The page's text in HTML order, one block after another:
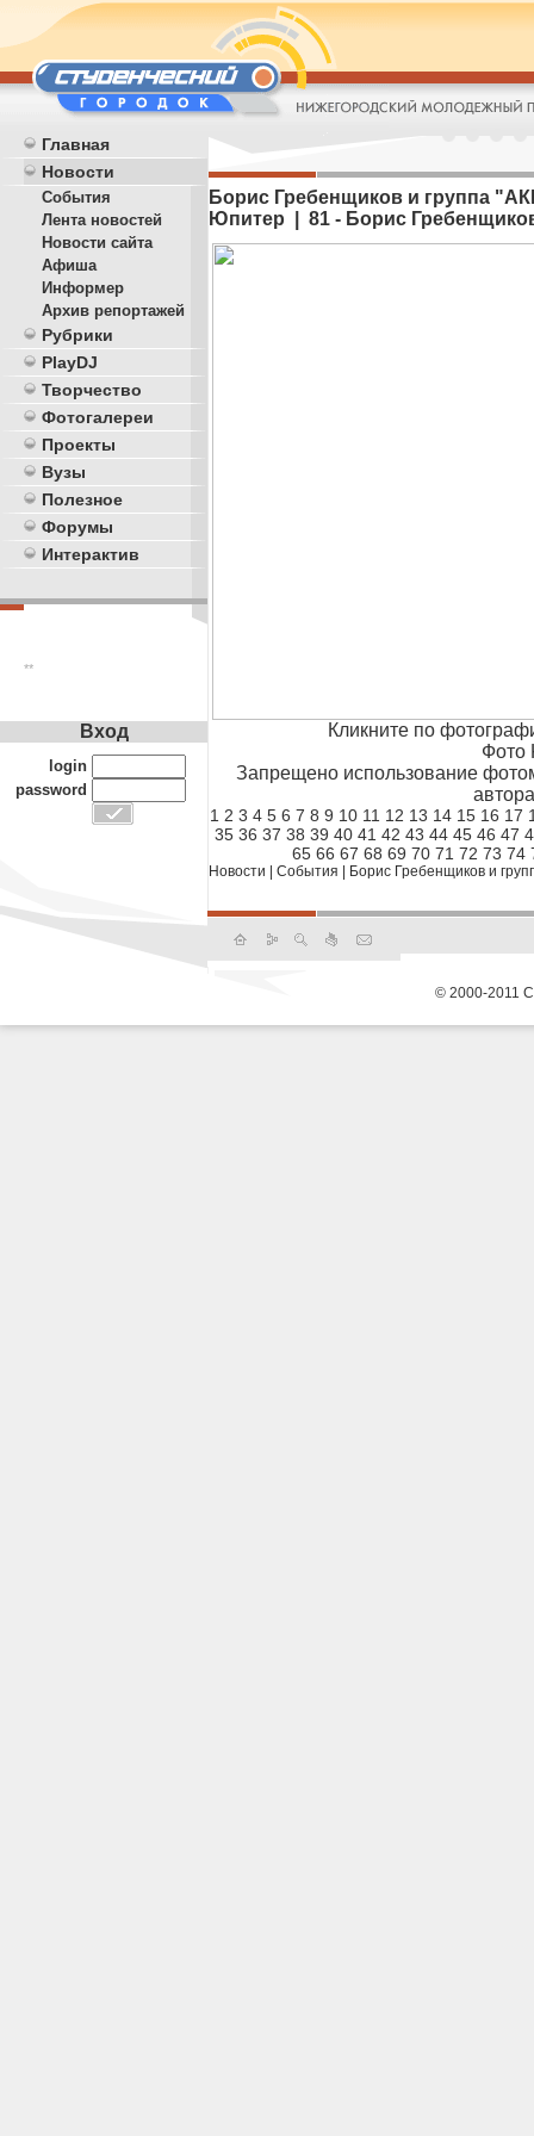
Главная
Новости
События
Лента новостей
Новости сайта
Афиша
Информер
Архив репортажей
Рубрики
PlayDJ
Творчество
Фотогалереи
Проекты
Вузы
Полезное
Форумы
Интерактив
**
Борис Гребенщиков и группа
Юпитер | 81 - Борис
Кликните по
Фото
Запрещено использование
1 2 3 4 5 6 7 8 9 10 11 12 13 14 15 16 17
35 36 37 38 39 40 41 42 43 44 45 46 47
65 66 67 68 69 70 71 72 73 74
Новости События Борис Гребенщиков и
Вход
login
password
© 2000-2011